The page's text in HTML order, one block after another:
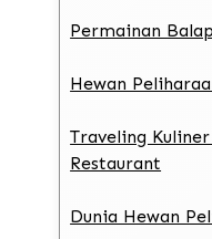
Permainan
Hewan
Traveling
Restaurant
Dunia Hewan